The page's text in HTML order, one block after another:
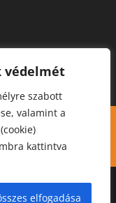
védelmét
szabott
valamint a
kattintva
elfogadása
használat